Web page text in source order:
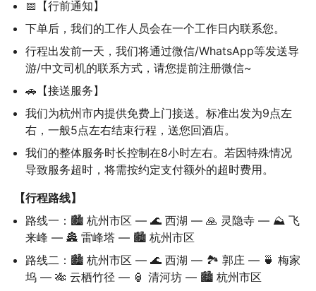
📅【行前通知】
下单后，我们的工作人员会在一个工作日内联系您。
行程出发前一天，我们将通过微信/WhatsApp等发送导
游/中文司机的联系方式，请您提前注册微信~
🚗【接送服务】
我们为杭州市内提供免费上门接送。标准出发为9点左
右，一般5点左右结束行程，送您回酒店。
我们的整体服务时长控制在8小时左右。若因特殊情况
导致服务超时，将需按约定支付额外的超时费用。
【行程路线】
路线一：🏙️ 杭州市区 — 🌊 西湖 — 🙏 灵隐寺 — ⛰️ 飞
来峰 — 🏯 雷峰塔 — 🏙️ 杭州市区
路线二：🏙️ 杭州市区 — 🌊 西湖 — 🏞️ 郭庄 — 🍵 梅家
坞 — 🎋 云栖竹径 — 🏮 清河坊 — 🏙️ 杭州市区